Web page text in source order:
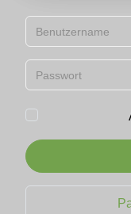
Benutzername
Passwort